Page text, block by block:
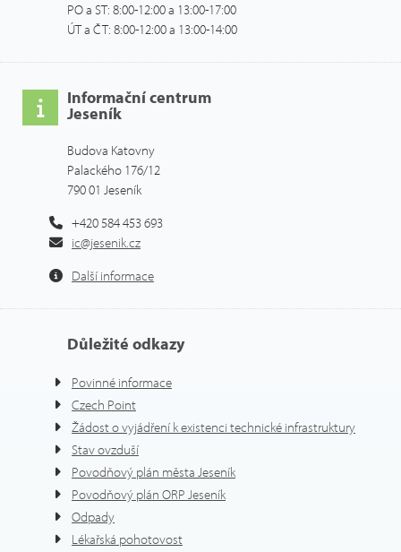
PO a ST: 8:00-12:00 a 13:00-17:00
ÚT a ČT: 8:00-12:00 a 13:00-14:00
Informační centrum
Jeseník
Budova Katovny
Palackého 176/12
790 01 Jeseník
+420 584 453 693
ic@jesenik.cz
Další informace
Důležité odkazy
Povinné informace
Czech Point
Žádost o vyjádření k existenci technické infrastruktury
Stav ovzduší
Povodňový plán města Jeseník
Povodňový plán ORP Jeseník
Odpady
Lékařská pohotovost